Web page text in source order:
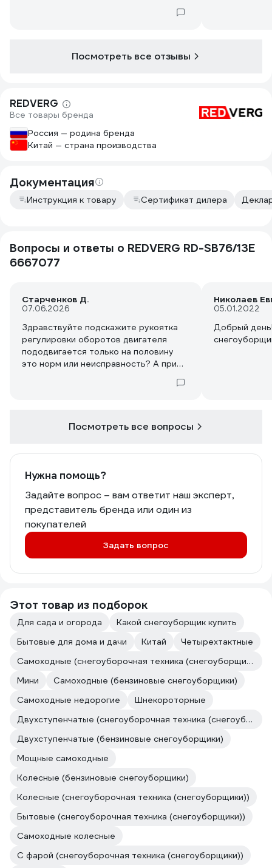
Посмотреть все отзывы
REDVERG
Все товары бренда
Россия — родина бренда
Китай — страна производства
Документация
Инструкция к товару Сертификат дилера
Вопросы и ответы о REDVERG RD-SB76/13E
6667077
Старченков Д.
07.06.2026
Здравствуйте подскажите рукоятка
регулировки оборотов двигателя
пододвигается только на половину
это норм или неисправность? А при
Николаев
05.01.2022
Добрый
Посмотреть все вопросы
Нужна помощь?
Задайте вопрос – вам ответит наш эксперт,
представитель бренда или один из
покупателей
Задать вопрос
Этот товар из подборок
Для сада и огорода
Какой снегоуборщик купить
Бытовые для дома и дачи
Китай
Четырехтактные
Самоходные (снегоуборочная техника (снегоуборщики))
Мини
Самоходные (бензиновые снегоуборщики)
Самоходные недорогие
Шнекороторные
Двухступенчатые (снегоуборочная техника (снегоуборщики))
Двухступенчатые (бензиновые снегоуборщики)
Мощные самоходные
Колесные (бензиновые снегоуборщики)
Колесные (снегоуборочная техника (снегоуборщики))
Бытовые (снегоуборочная техника (снегоуборщики))
Самоходные колесные
С фарой (снегоуборочная техника (снегоуборщики))